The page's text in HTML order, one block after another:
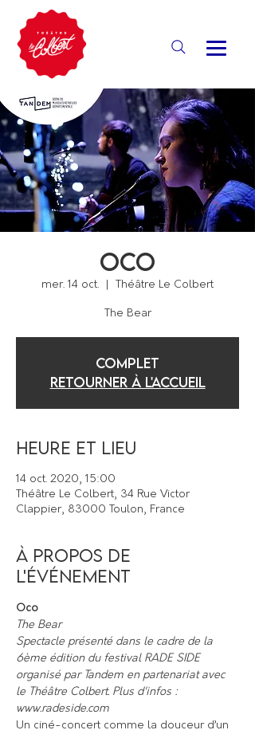
Oco
mer. 14 oct.
  |
Théâtre Le Colbert
The Bear
COMPLET
Retourner à l'accueil
Heure et lieu
14 oct. 2020, 15:00
Théâtre Le Colbert, 34 Rue Victor
Clappier, 83000 Toulon, France
À propos de
l'événement
Oco
The Bear
Spectacle présenté dans le cadre de la
6ème édition du festival RADE SIDE
organisé par Tandem en partenariat avec
le Théâtre Colbert. Plus d'infos :
www.radeside.com
Un ciné-concert comme la douceur d’un